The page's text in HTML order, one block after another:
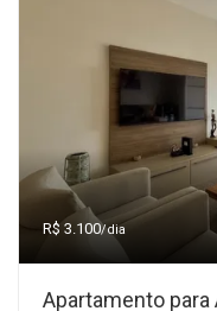
R$ 3.100/dia
Apartamento para